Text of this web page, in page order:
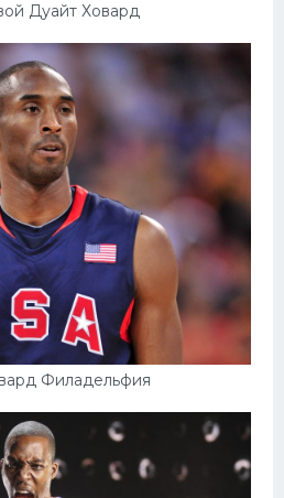
Дуайт Ховард
Филадельфия